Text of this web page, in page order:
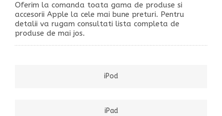
Oferim la comanda toata gama de produse si
accesorii Apple la cele mai bune preturi. Pentru
detalii va rugam consultati lista completa de
produse de mai jos.
iPod
iPad